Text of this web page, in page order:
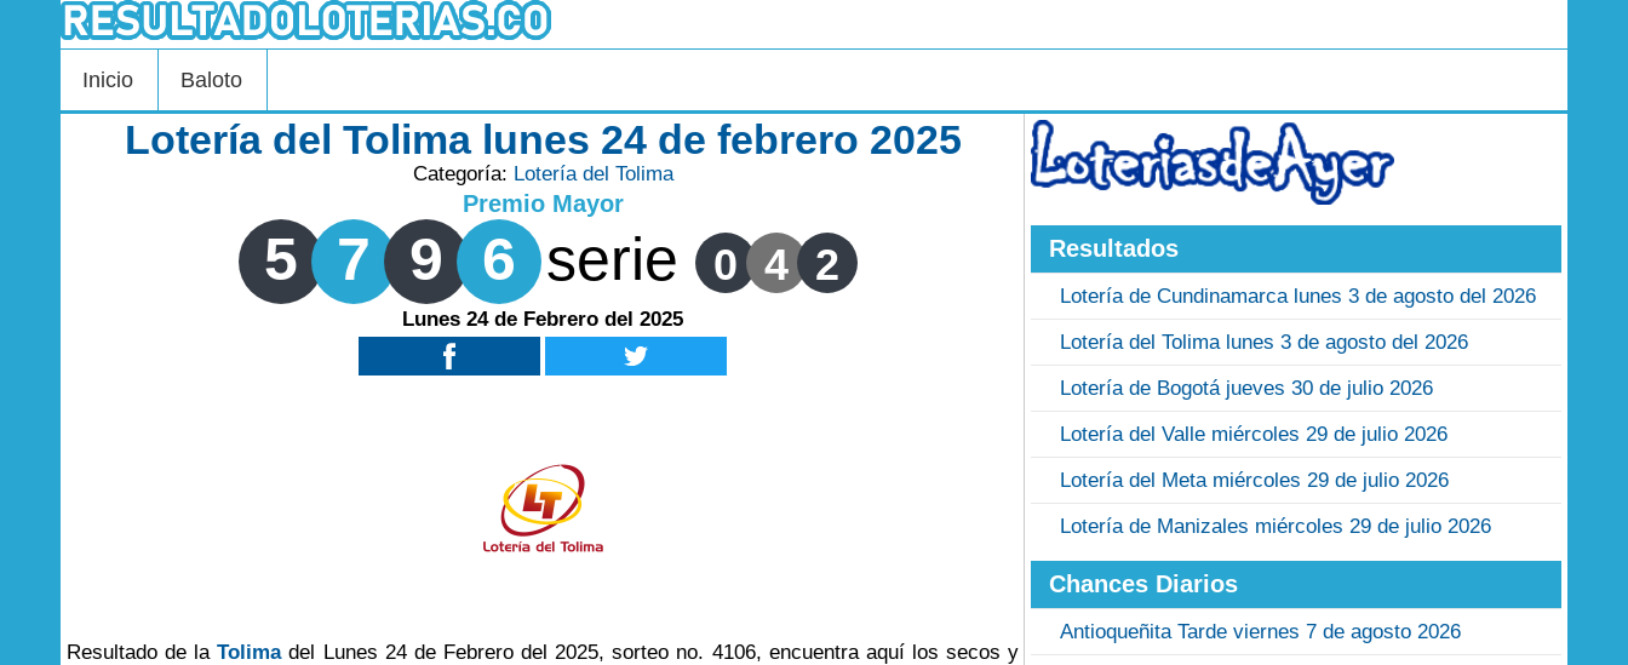
Inicio Baloto
Lotería del Tolima lunes 24 de febrero 2025
Categoría: Lotería del Tolima
Premio Mayor
5 7 9 6 serie 0 4 2
Lunes 24 de Febrero del 2025
Resultado de laTolimadel Lunes 24 de Febrero del 2025, sorteo no. 4106, encuentra aquí los secos y
Resultados
Lotería de Cundinamarca lunes 3 de agosto del 2026
Lotería del Tolima lunes 3 de agosto del 2026
Lotería de Bogotá jueves 30 de julio 2026
Lotería del Valle miércoles 29 de julio 2026
Lotería del Meta miércoles 29 de julio 2026
Lotería de Manizales miércoles 29 de julio 2026
Chances Diarios
Antioqueñita Tarde viernes 7 de agosto 2026